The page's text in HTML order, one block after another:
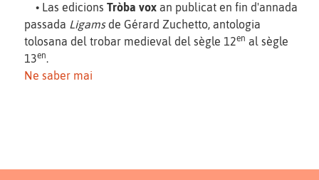
• Las edicions Tròba vox an publicat en fin d'annada
passada Ligamsde Gérard Zuchetto, antologia
tolosana del trobar medieval del sègle 12en al sègle
13en.
Ne saber mai